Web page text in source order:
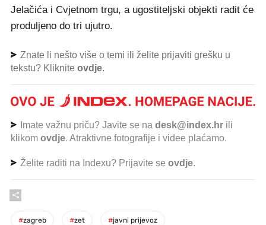
Jelačića i Cvjetnom trgu, a ugostiteljski objekti radit će
produljeno do tri ujutro.
Znate li nešto više o temi ili želite prijaviti grešku u
tekstu? Kliknite ovdje.
Imate važnu priču? Javite se na desk@index.hr ili
klikom ovdje. Atraktivne fotografije i videe plaćamo.
Želite raditi na Indexu? Prijavite se ovdje.
#zagreb #zet #javni prijevoz